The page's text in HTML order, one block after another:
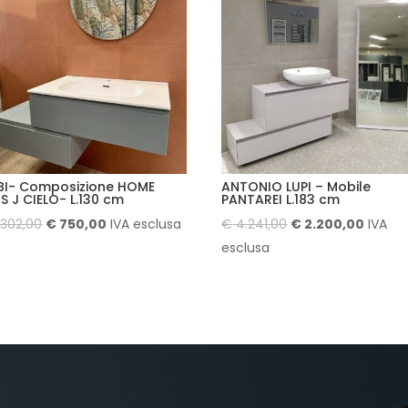
Composizione HOME
J CIELO- L.130 cm
Il
€ 750,00 IlIVA esclusa
ANTONIO LUPI – Mobile
PANTAREI L.183 cm
€4.241,00 Il
€ 2.200,00 IlIVA
esclusa